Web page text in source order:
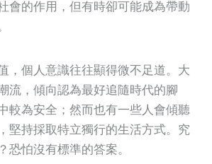
會的作用，但有時卻可能成為帶動
，個人意識往往顯得微不足道。大
流，傾向認為最好追隨時代的腳
較為安全；然而也有一些人會傾聽
堅持採取特立獨行的生活方式。究
恐怕沒有標準的答案。